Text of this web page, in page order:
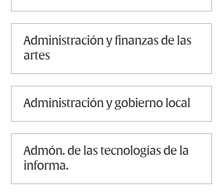
administración y finanzas de las
artes
administración y gobierno local
admón. de las tecnologías de la
informa.